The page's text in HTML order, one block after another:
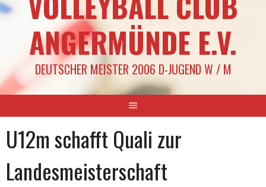
ANGERMÜNDE E.V.
DEUTSCHER MEISTER 2006 D-JUGEND W / M
U12m schafft Quali zur
Landesmeisterschaft